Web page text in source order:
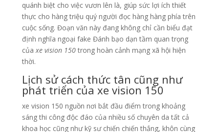
quánh biệt cho việc vươn lên là, giúp sức lợi ích thiết
thực cho hàng triệu quý người đọc hàng hàng phía trên
cuộc sống. Đoạn văn này đang không chỉ cần biểu đạt
định nghĩa ngoại fake Đánh bạo dạn tầm quan trọng
củaxe vision 150trong hoàn cảnh mạng xã hội hiện
thời.
Lịch sử cách thức tân cũng như
phát triển của xe vision 150
xe vision 150 nguồn nơi bắt đầu điểm trong khoảng
sáng thi công độc đáo của nhiều số chuyên da tất cả
khoa học cũng như kỹ sư chiến chiến thắng, khôn cùng